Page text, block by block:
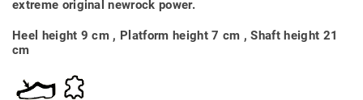
extreme original newrock power.
Heel height 9 cm , Platform height 7 cm , Shaft height 21
cm